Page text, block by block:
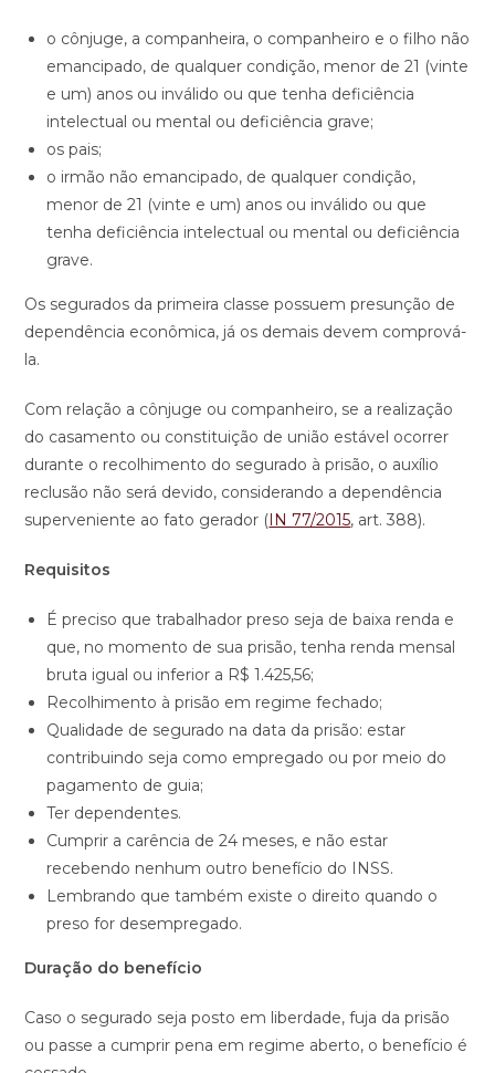
o cônjuge, a companheira, o companheiro e o filho não
emancipado, de qualquer condição, menor de 21 (vinte
e um) anos ou inválido ou que tenha deficiência
intelectual ou mental ou deficiência grave;
os pais;
o irmão não emancipado, de qualquer condição,
menor de 21 (vinte e um) anos ou inválido ou que
tenha deficiência intelectual ou mental ou deficiência
grave.
Os segurados da primeira classe possuem presunção de
dependência econômica, já os demais devem comprová-
la.
Com relação a cônjuge ou companheiro, se a realização
do casamento ou constituição de união estável ocorrer
durante o recolhimento do segurado à prisão, o auxílio
reclusão não será devido, considerando a dependência
superveniente ao fato gerador (IN 77/2015, art. 388).
Requisitos
É preciso que trabalhador preso seja de baixa renda e
que, no momento de sua prisão, tenha renda mensal
bruta igual ou inferior a R$ 1.425,56;
Recolhimento à prisão em regime fechado;
Qualidade de segurado na data da prisão: estar
contribuindo seja como empregado ou por meio do
pagamento de guia;
Ter dependentes.
Cumprir a carência de 24 meses, e não estar
recebendo nenhum outro benefício do INSS.
Lembrando que também existe o direito quando o
preso for desempregado.
Duração do benefício
Caso o segurado seja posto em liberdade, fuja da prisão
ou passe a cumprir pena em regime aberto, o benefício é